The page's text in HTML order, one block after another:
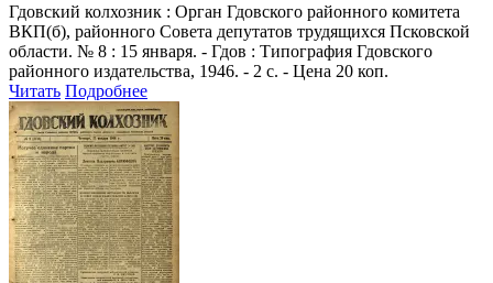
Гдовский колхозник : Орган Гдовского районного комитета
ВКП(б), районного Совета депутатов трудящихся Псковской
области. № 8 : 15 января. - Гдов : Типография Гдовского
районного издательства, 1946. - 2 с. - Цена 20 коп.
Читать Подробнее